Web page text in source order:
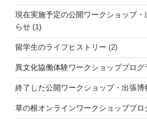
現在実施予定の公開ワークショップ・
らせ (1)
留学生のライフヒストリー (2)
異文化協働体験ワークショッププログ
終了した公開ワークショップ・出張博
草の根オンラインワークショッププロ